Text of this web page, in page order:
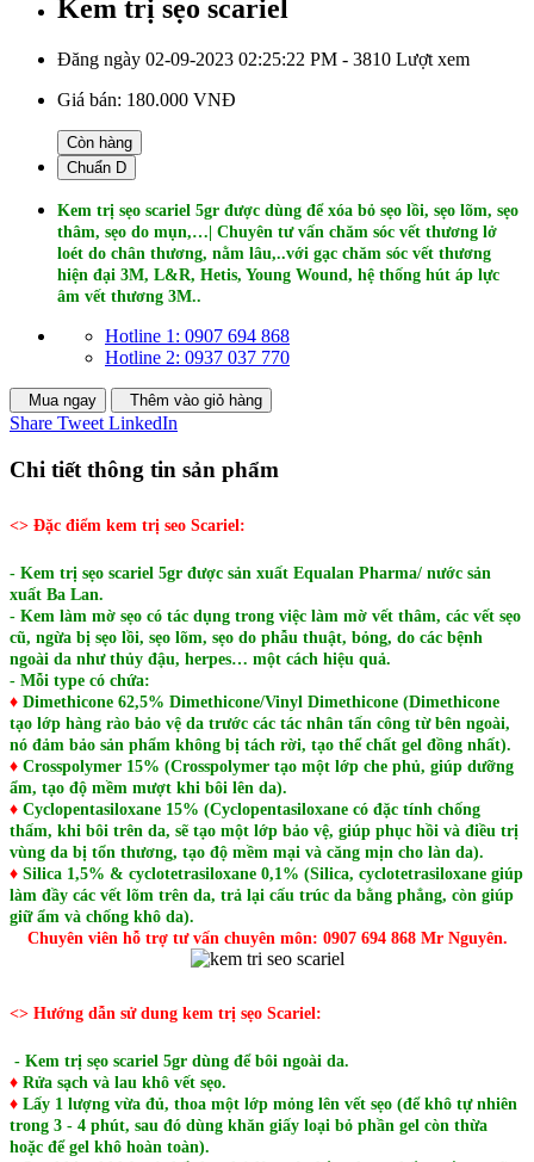
Kem trị sẹo scariel
Đăng ngày 02-09-2023 02:25:22 PM - 3810 Lượt xem
Giá bán: 180.000 VNĐ
Còn hàng
Chuẩn D
Kem trị sẹo scariel 5gr được dùng để xóa bỏ sẹo lồi, sẹo lõm, sẹo
thâm, sẹo do mụn,…| Chuyên tư vấn chăm sóc vết thương lở
loét do chân thương, nằm lâu,..với gạc chăm sóc vết thương
hiện đại 3M, L&R, Hetis, Young Wound, hệ thống hút áp lực
âm vết thương 3M..
Hotline 1: 0907 694 868
Hotline 2: 0937 037 770
Mua ngay Thêm vào giỏ hàng
Share Tweet LinkedIn
Chi tiết thông tin sản phẩm
<> Đặc điểm kem trị seo Scariel:
- Kem trị sẹo scariel 5gr được sản xuất Equalan Pharma/ nước sản
xuất Ba Lan.
- Kem làm mờ sẹo có tác dụng trong việc làm mờ vết thâm, các vết sẹo
cũ, ngừa bị sẹo lồi, sẹo lõm, sẹo do phẫu thuật, bỏng, do các bệnh
ngoài da như thủy đậu, herpes… một cách hiệu quả.
- Mỗi type có chứa:
♦ Dimethicone 62,5% Dimethicone/Vinyl Dimethicone (Dimethicone
tạo lớp hàng rào bảo vệ da trước các tác nhân tấn công từ bên ngoài,
nó đảm bảo sản phẩm không bị tách rời, tạo thể chất gel đồng nhất).
♦ Crosspolymer 15% (Crosspolymer tạo một lớp che phủ, giúp dưỡng
ẩm, tạo độ mềm mượt khi bôi lên da).
♦ Cyclopentasiloxane 15% (Cyclopentasiloxane có đặc tính chống
thấm, khi bôi trên da, sẽ tạo một lớp bảo vệ, giúp phục hồi và điều trị
vùng da bị tổn thương, tạo độ mềm mại và căng mịn cho làn da).
♦ Silica 1,5% & cyclotetrasiloxane 0,1% (Silica, cyclotetrasiloxane giúp
làm đầy các vết lõm trên da, trả lại cấu trúc da bằng phẳng, còn giúp
giữ ẩm và chống khô da).
Chuyên viên hỗ trợ tư vấn chuyên môn: 0907 694 868 Mr Nguyên.
<> Hướng dẫn sử dung kem trị sẹo Scariel:
- Kem trị sẹo scariel 5gr dùng để bôi ngoài da.
♦ Rửa sạch và lau khô vết sẹo.
♦ Lấy 1 lượng vừa đủ, thoa một lớp mỏng lên vết sẹo (để khô tự nhiên
trong 3 - 4 phút, sau đó dùng khăn giấy loại bỏ phần gel còn thừa
hoặc để gel khô hoàn toàn).